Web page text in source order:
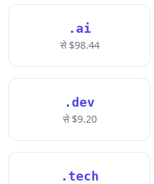
.ai
से $98.44
.dev
से $9.20
.tech